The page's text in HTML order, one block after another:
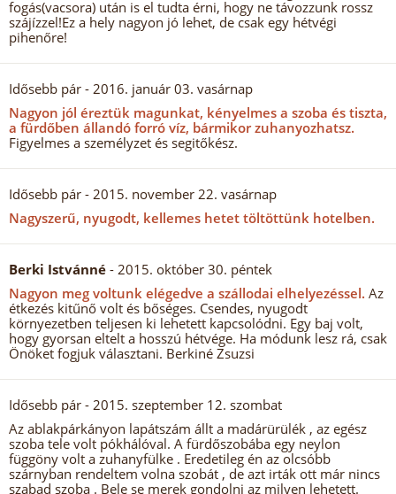
fogás(vacsora) után is el tudta érni, hogy ne távozzunk rossz
szájízzel!Ez a hely nagyon jó lehet, de csak egy hétvégi
pihenőre!
Idősebb pár - 2016. január 03. vasárnap
Nagyon jól éreztük magunkat, kényelmes a szoba és tiszta,
a fürdőben állandó forró víz, bármikor zuhanyozhatsz.
Figyelmes a személyzet és segitőkész.
Idősebb pár - 2015. november 22. vasárnap
Nagyszerű, nyugodt, kellemes hetet töltöttünk hotelben.
Berki Istvánné - 2015. október 30. péntek
Nagyon meg voltunk elégedve a szállodai elhelyezéssel. Az
étkezés kitűnő volt és bőséges. Csendes, nyugodt
környezetben teljesen ki lehetett kapcsolódni. Egy baj volt,
hogy gyorsan eltelt a hosszú hétvége. Ha módunk lesz rá, csak
Önöket fogjuk választani. Berkiné Zsuzsi
Idősebb pár - 2015. szeptember 12. szombat
Az ablakpárkányon lapátszám állt a madárürülék , az egész
szoba tele volt pókhálóval. A fürdőszobába egy neylon
függöny volt a zuhanyfülke . Eredetileg én az olcsóbb
szárnyban rendeltem volna szobát , de azt irták ott már nincs
szabad szoba . Bele se merek gondolni az milyen lehetett.